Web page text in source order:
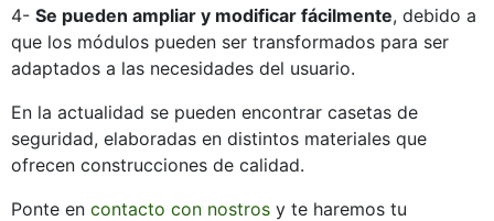
4- Se pueden ampliar y modificar fácilmente, debido a
que los módulos pueden ser transformados para ser
adaptados a las necesidades del usuario.
En la actualidad se pueden encontrar casetas de
seguridad, elaboradas en distintos materiales que
ofrecen construcciones de calidad.
Ponte en contacto con nostros y te haremos tu